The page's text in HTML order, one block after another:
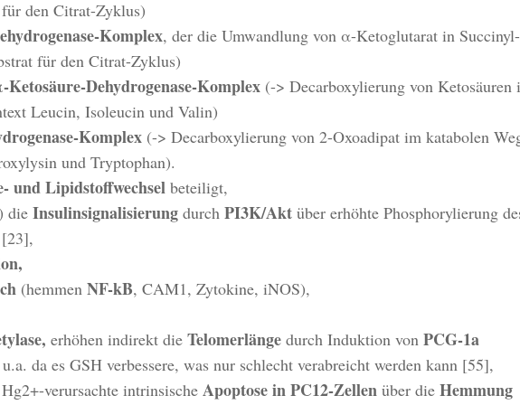
den Citrat-Zyklus)
Komplex, der die Umwandlung von α-Ketoglutarat in Succinyl-
für den Citrat-Zyklus)
Dehydrogenase-Komplex (-> Decarboxylierung von Ketosäuren
Leucin, Isoleucin und Valin)
Komplex (-> Decarboxylierung von 2-Oxoadipat im katabolen
und Tryptophan).
und Lipidstoffwechsel beteiligt,
die Insulinsignalisierung durch PI3K/Akt über erhöhte Phosphorylierung
(hemmen NF-kB, CAM1, Zytokine, iNOS),
erhöhen indirekt die Telomerlänge durch Induktion von PCG-1a
da es GSH verbessere, was nur schlecht verabreicht werden kann [55],
verursachte intrinsische Apoptose in PC12-Zellen über die Hemmung